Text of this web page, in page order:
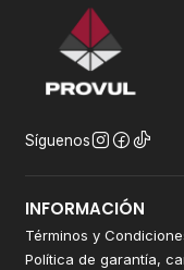
Síguenos
INFORMACIÓN
Términos y
Política de garantía,